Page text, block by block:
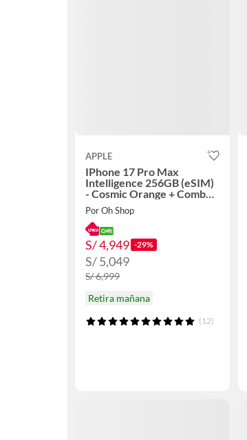
APPLE
IPhone 17 Pro Max
Intelligence 256GB (eSIM)
- Cosmic Orange + Combo
Regalo
Por Oh Shop
S/ 4,949 -29%
S/ 5,049
S/ 6,999
Retira mañana
(12)